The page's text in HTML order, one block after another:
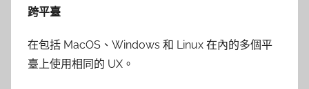
跨平臺
在包括 MacOS、Windows 和 Linux 在內的多個平
臺上使用相同的 UX。